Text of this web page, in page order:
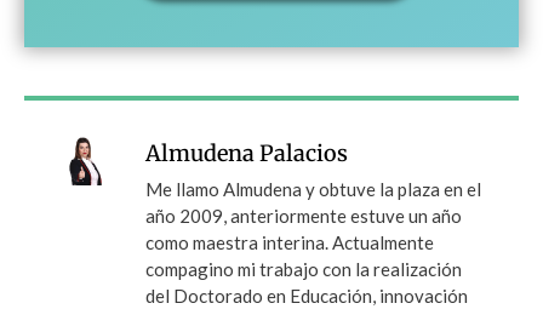
Almudena Palacios
Me llamo Almudena y obtuve la plaza en el
año 2009, anteriormente estuve un año
como maestra interina. Actualmente
compagino mi trabajo con la realización
del Doctorado en Educación, innovación